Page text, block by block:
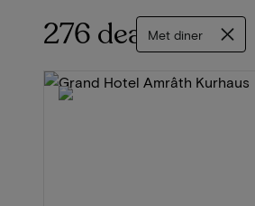
276 dealsMet diner